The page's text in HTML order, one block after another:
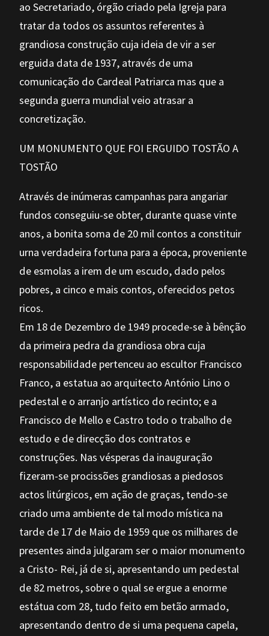
ao Secretariado, órgão criado pela Igreja para
tratar da todos os assuntos referentes à
grandiosa construção cuja ideia de vir a ser
erguida data de 1937, através de uma
comunicação do Cardeal Patriarca mas que a
segunda guerra mundial veio atrasar a
concretização.
UM MONUMENTO QUE FOI ERGUIDO TOSTÃO A
TOSTÃO
Através de inúmeras campanhas para angariar
fundos conseguiu-se obter, durante quase vinte
anos, a bonita soma de 20 mil contos a constituir
urna verdadeira fortuna para a época, proveniente
de esmolas a irem de um escudo, dado pelos
pobres, a cinco e mais contos, oferecidos petos
ricos.
Em 18 de Dezembro de 1949 procede-se à bênção
da primeira pedra da grandiosa obra cuja
responsabilidade pertenceu ao escultor Francisco
Franco, a estatua ao arquitecto António Lino o
pedestal e o arranjo artístico do recinto; e a
Francisco de Mello e Castro todo o trabalho de
estudo e de direcção dos contratos e
construções. Nas vésperas da inauguração
fizeram-se procissões grandiosas a piedosos
actos litúrgicos, em ação de graças, tendo-se
criado uma ambiente de tal modo mística na
tarde de 17 de Maio de 1959 que os milhares de
presentes ainda julgaram ser o maior monumento
a Cristo- Rei, já de si, apresentando um pedestal
de 82 metros, sobre o qual se ergue a enorme
estátua com 28, tudo feito em betão armado,
apresentando dentro de si uma pequena capela,